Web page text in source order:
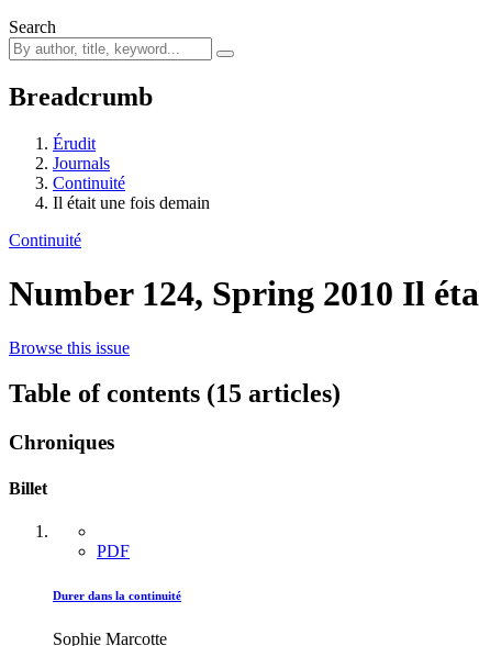
Search
Breadcrumb
Érudit
Journals
Continuité
Il était une fois demain
Continuité
Number 124, Spring 2010 Il
Browse this issue
Table of contents (15 articles)
Chroniques
Billet
PDF
Durer dans la continuité
Sophie Marcotte